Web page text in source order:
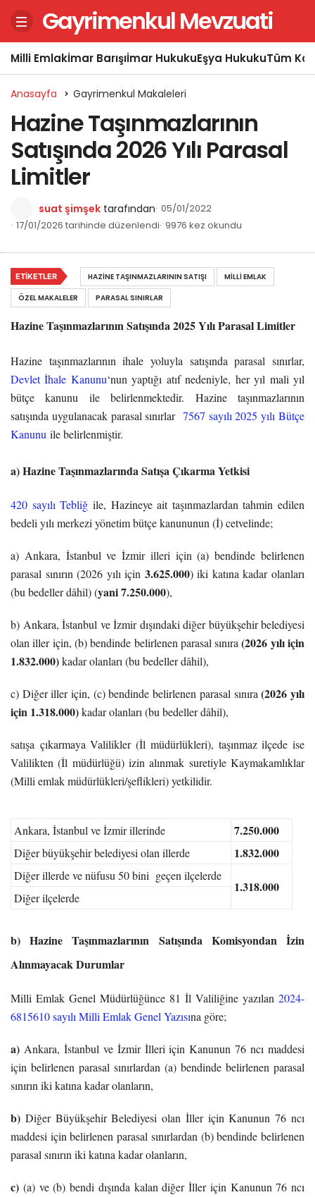
Gayrimenkul Mevzuati
Milli Emlakİmar Barışıİmar HukukuEşya HukukuTüm
Anasayfa Gayrimenkul Makaleleri
Hazine Taşınmazlarının
Satışında 2026 Yılı Parasal
Limitler
suat şimşek tarafından 05/01/2022
17/01/2026 tarihinde düzenlendi 9976 kez okundu
Hazine Taşınmazlarının Satışında 2025 Yılı Parasal Limitler
Hazine taşınmazlarının ihale yoluyla satışında parasal sınırlar,
Devlet İhale Kanunu‘nun yaptığı atıf nedeniyle, her yıl mali yıl
bütçe kanunu ile belirlenmektedir. Hazine taşınmazlarının
satışında uygulanacak parasal sınırlar 7567 sayılı 2025 yılı Bütçe
Kanunu ile belirlenmiştir.
a) Hazine Taşınmazlarında Satışa Çıkarma Yetkisi
420 sayılı Tebliğ ile, Hazineye ait taşınmazlardan tahmin edilen
bedeli yılı merkezi yönetim bütçe kanununun (İ) cetvelinde;
a) Ankara, İstanbul ve İzmir illeri için (a) bendinde belirlenen
parasal sınırın (2026 yılı için 3.625.000) iki katına kadar olanları
(bu bedeller dâhil) (yani 7.250.000),
b) Ankara, İstanbul ve İzmir dışındaki diğer büyükşehir belediyesi
olan iller için, (b) bendinde belirlenen parasal sınıra(2026 yılı için
1.832.000)kadar olanları (bu bedeller dâhil),
c) Diğer iller için, (c) bendinde belirlenen parasal sınıra(2026 yılı
için 1.318.000)kadar olanları (bu bedeller dâhil),
satışa çıkarmaya Valilikler (İl müdürlükleri), taşınmaz ilçede ise
Valilikten (İl müdürlüğü) izin alınmak suretiyle Kaymakamlıklar
(Milli emlak müdürlükleri/şeflikleri) yetkilidir.
Ankara, İstanbul ve İzmir illerinde 7.250.000
Diğer büyükşehir belediyesi olan illerde 1.832.000
Diğer illerde ve nüfusu 50 bini geçen ilçelerde
1.318.000
Diğer ilçelerde
b) Hazine Taşınmazlarının Satışında Komisyondan İzin
Alınmayacak Durumlar
Milli Emlak Genel Müdürlüğünce 81 İl Valiliğine yazılan 2024-
6815610 sayılı Milli Emlak Genel Yazısına göre;
a) Ankara, İstanbul ve İzmir İlleri için Kanunun 76 ncı maddesi
için belirlenen parasal sınırlardan (a) bendinde belirlenen parasal
sınırın iki katına kadar olanların,
b) Diğer Büyükşehir Belediyesi olan İller için Kanunun 76 ncı
maddesi için belirlenen parasal sınırlardan (b) bendinde belirlenen
parasal sınırın iki katına kadar olanların,
c) (a) ve (b) bendi dışında kalan diğer İller için Kanunun 76 ncı
ETIKETLER HAZINE TAŞINMAZLARININ SATIŞI
MILLI EMLAK
ÖZEL MAKALELER
PARASAL SINIRLAR